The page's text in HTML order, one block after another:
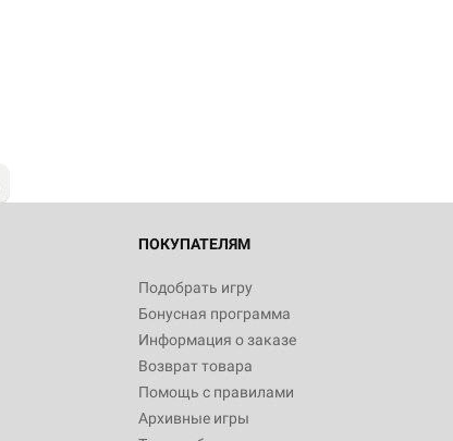
ПОКУПАТЕЛЯМ
Подобрать игру
Бонусная программа
Информация о заказе
Возврат товара
Помощь с правилами
Архивные игры